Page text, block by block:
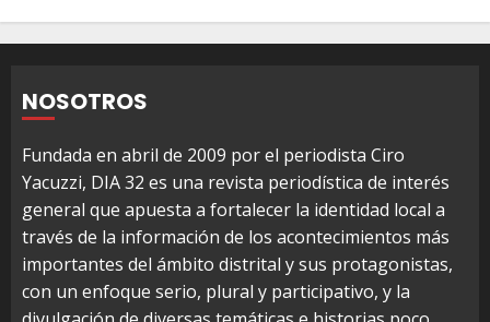
NOSOTROS
Fundada en abril de 2009 por el periodista Ciro
Yacuzzi, DIA 32 es una revista periodística de interés
general que apuesta a fortalecer la identidad local a
través de la información de los acontecimientos más
importantes del ámbito distrital y sus protagonistas,
con un enfoque serio, plural y participativo, y la